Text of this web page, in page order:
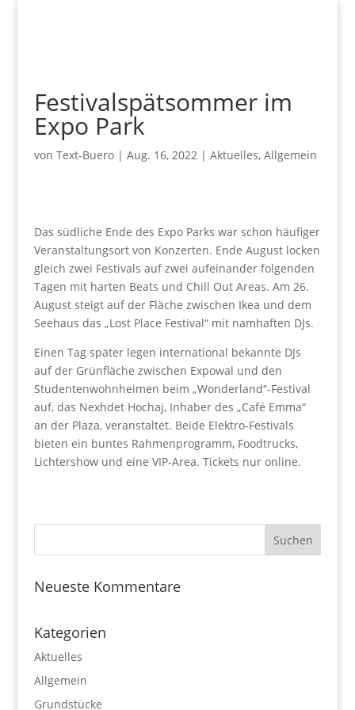
Festivalspätsommer im
Expo Park
von Text-Buero| Aug. 16, 2022| Aktuelles, Allgemein
Das südliche Ende des Expo Parks war schon häufiger
Veranstaltungsort von Konzerten. Ende August locken
gleich zwei Festivals auf zwei aufeinander folgenden
Tagen mit harten Beats und Chill Out Areas. Am 26.
August steigt auf der Fläche zwischen Ikea und dem
Seehaus das „Lost Place Festival“ mit namhaften DJs.
Einen Tag später legen international bekannte DJs
auf der Grünfläche zwischen Expowal und den
Studentenwohnheimen beim „Wonderland“-Festival
auf, das Nexhdet Hochaj, Inhaber des „Café Emma“
an der Plaza, veranstaltet. Beide Elektro-Festivals
bieten ein buntes Rahmenprogramm, Foodtrucks,
Lichtershow und eine VIP-Area. Tickets nur online.
Neueste Kommentare
Kategorien
Aktuelles
Allgemein
Grundstücke